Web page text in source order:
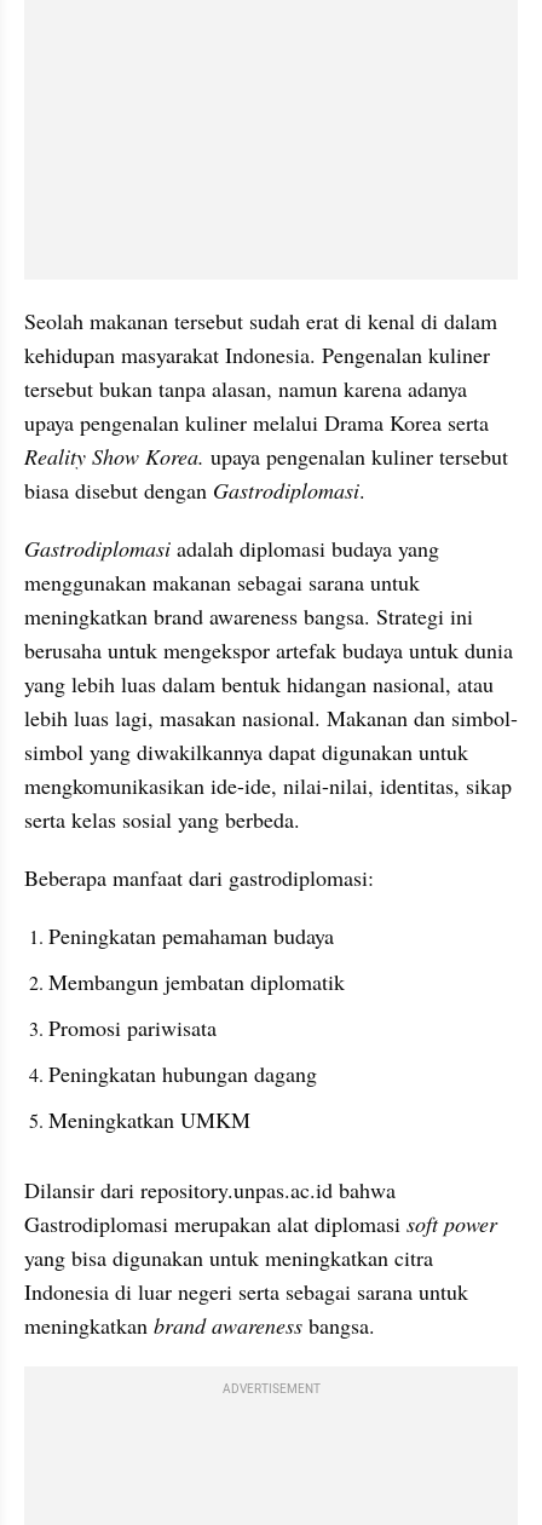
Seolah makanan tersebut sudah erat di kenal di dalam
kehidupan masyarakat Indonesia. Pengenalan kuliner
tersebut bukan tanpa alasan, namun karena adanya
Reality Show Korea. upaya pengenalan kuliner tersebut
biasa disebut dengan Gastrodiplomasi.
Gastrodiplomasi adalah diplomasi budaya yang
menggunakan makanan sebagai sarana untuk
meningkatkan brand awareness bangsa. Strategi ini
berusaha untuk mengekspor artefak budaya untuk dunia
yang lebih luas dalam bentuk hidangan nasional, atau
lebih luas lagi, masakan nasional. Makanan dan simbol-
simbol yang diwakilkannya dapat digunakan untuk
mengkomunikasikan ide-ide, nilai-nilai, identitas, sikap
serta kelas sosial yang berbeda.
Beberapa manfaat dari gastrodiplomasi:
Peningkatan pemahaman budaya
Membangun jembatan diplomatik
Promosi pariwisata
Peningkatan hubungan dagang
Meningkatkan UMKM
Dilansir dari repository.unpas.ac.id bahwa
Gastrodiplomasi merupakan alat diplomasi soft power
yang bisa digunakan untuk meningkatkan citra
Indonesia di luar negeri serta sebagai sarana untuk
meningkatkan brand awareness bangsa.
ADVERTISEMENT